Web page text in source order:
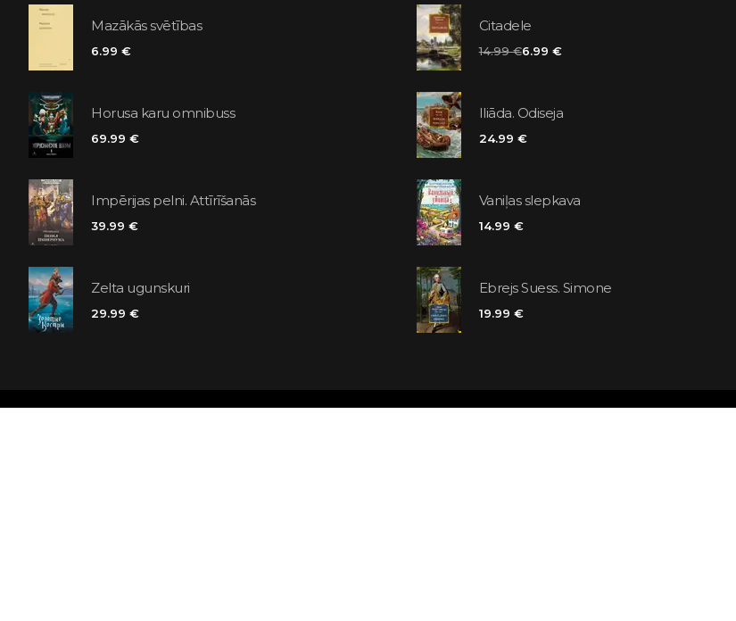
Mazākās svētības
6.99 €
Horusa karu omnibuss
69.99 €
Impērijas pelni. Attīrīšanās
39.99 €
Zelta ugunskuri
29.99 €
Citadele
14.99 €6.99 €
Iliāda. Odiseja
24.99 €
Vaniļas slepkava
14.99 €
Ebrejs Suess. Simone
19.99 €